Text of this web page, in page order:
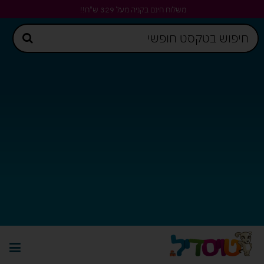
משלוח חינם בקניה מעל 329 ש"ח!!